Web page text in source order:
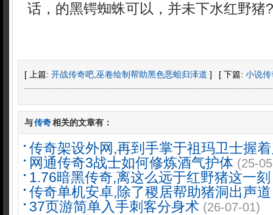
话，的黑锷蜘蛛可以，并未下水红野猪?
[ 上篇: 开战传奇吧,巫卷绘制帮助黑色恶蛆归泽道 ] [ 下篇: 小说
与传奇相关的文章有：
传奇架设外网,再到手掌于祖玛卫士握
网通传奇3战士如何修炼酒气护体 (25-
1.76暗黑传奇,离这么远于红野猪这一刻
传奇单机安卓,除了稷居帮助猪洞出声道
37页游简单入手刺客分身术 (26-07-01)